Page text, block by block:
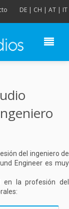
DE| CH | AT| IT
del ingeniero de
Engineer es muy
en la profesión del